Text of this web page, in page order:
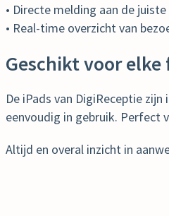
• Directe melding aan de
• Real-time overzicht van
Geschikt voor
De iPads van DigiReceptie
eenvoudig in gebruik. Perfect
Altijd en overal inzicht in